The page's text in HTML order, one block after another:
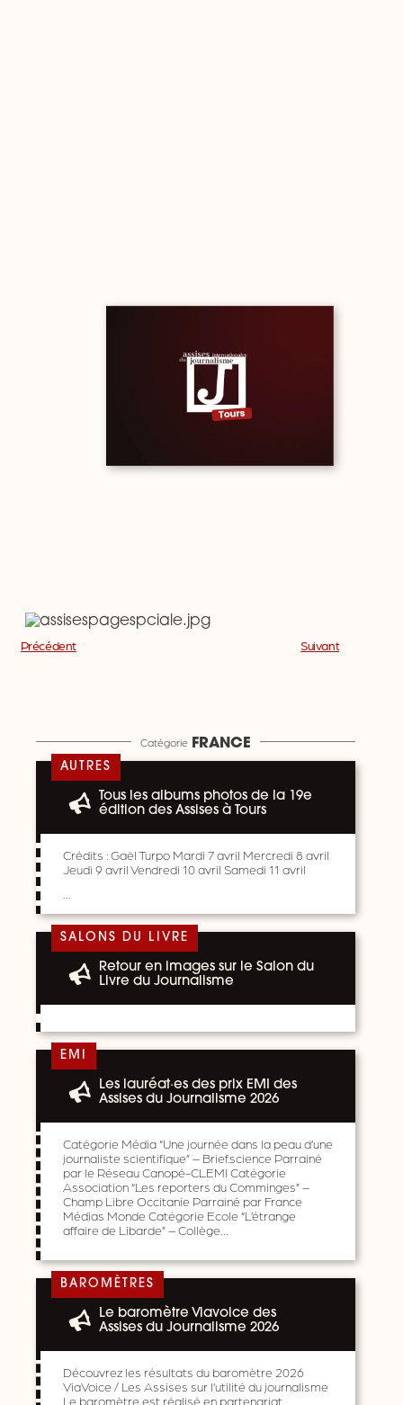
Précédent Suivant
Catégorie FRANCE
AUTRES
Tous les albums photos de la 19e
édition des Assises à Tours
Crédits : Gaël Turpo Mardi 7 avril Mercredi 8 avril
Jeudi 9 avril Vendredi 10 avril Samedi 11 avril
SALONS DU LIVRE
Retour en images sur le Salon du
Livre du Journalisme
EMI
Les lauréat·es des prix EMI des
Assises du Journalisme 2026
Catégorie Média “Une journée dans la peau d’une
journaliste scientifique” – Brief.science Parrainé
par le Réseau Canopé-CLEMI Catégorie
Association “Les reporters du Comminges” –
Champ Libre Occitanie Parrainé par France
Médias Monde Catégorie Ecole “L’étrange
affaire de Libarde” – Collège…
BAROMÈTRES
Le baromètre Viavoice des
Assises du Journalisme 2026
Découvrez les résultats du baromètre 2026
ViaVoice / Les Assises sur l’utilité du journalisme
Le baromètre est réalisé en partenariat